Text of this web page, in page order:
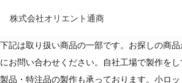
株式会社オリエント通商
下記は取り扱い商品の一部です。お探しの商
にお問い合わせください。自社工場で製作を
製品・特注品の製作も承っております。小ロ